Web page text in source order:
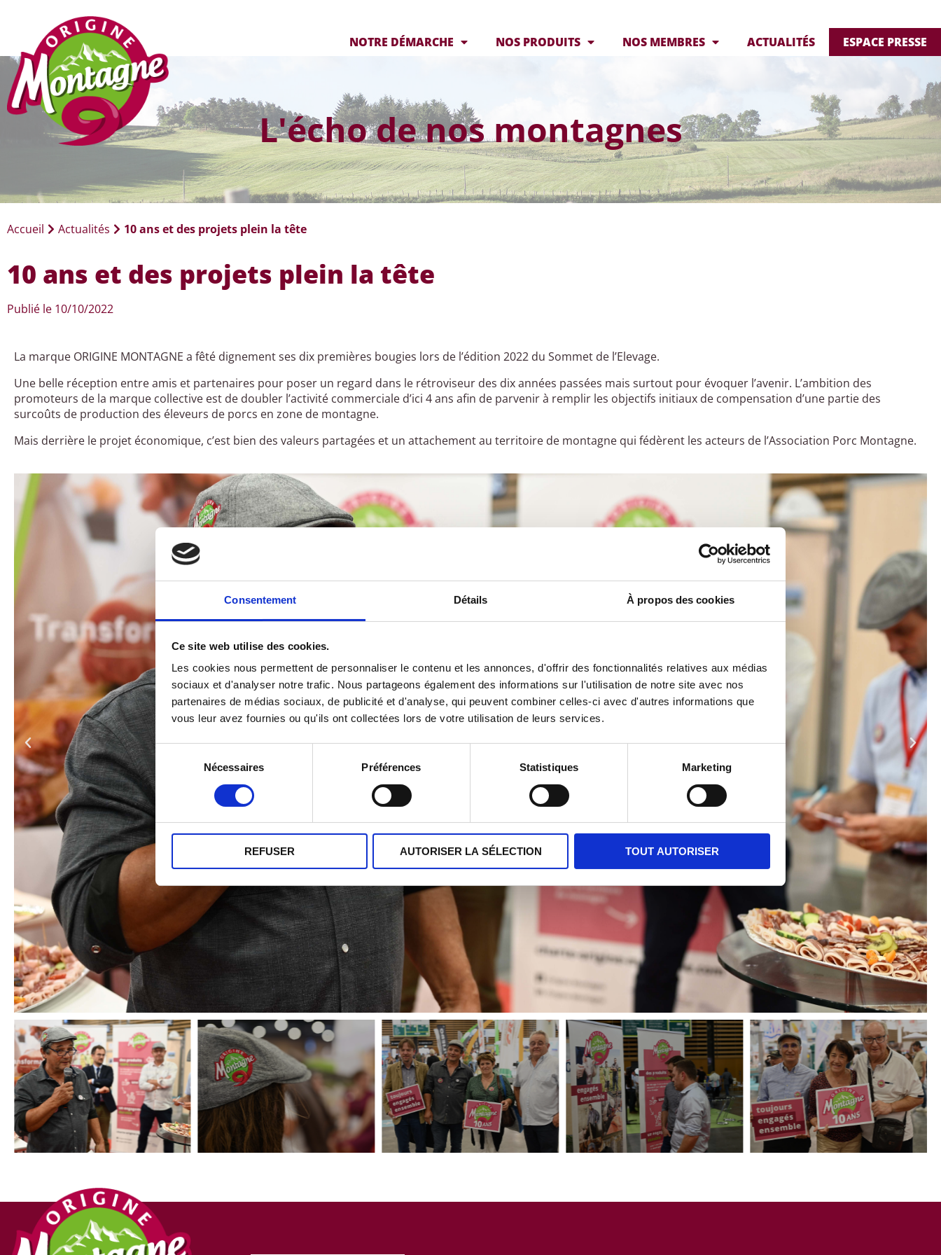
Consentement Détails À propos des cookies
Ce site web utilise des cookies.
Les cookies nous permettent de personnaliser le contenu et les annonces, d'offrir des fonctionnalités relatives aux médias
sociaux et d'analyser notre trafic. Nous partageons également des informations sur l'utilisation de notre site avec nos
partenaires de médias sociaux, de publicité et d'analyse, qui peuvent combiner celles-ci avec d'autres informations que
vous leur avez fournies ou qu'ils ont collectées lors de votre utilisation de leurs services.
Sélection
consentement
Nécessaires Préférences Statistiques Marketing
REFUSER AUTORISER LA SÉLECTION TOUT AUTORISER
NOTRE DÉMARCHE NOS PRODUITS NOS MEMBRES ACTUALITÉS ESPACE PRESSE
L'écho de nos montagnes
Accueil Actualités 10 ans et des projets plein la tête
10 ans et des projets plein la tête
Publié le 10/10/2022
La marque ORIGINE MONTAGNE a fêté dignement ses dix premières bougies lors de l’édition 2022 du Sommet de l’Elevage.
Une belle réception entre amis et partenaires pour poser un regard dans le rétroviseur des dix années passées mais surtout pour évoquer l’avenir. L’ambition des
promoteurs de la marque collective est de doubler l’activité commerciale d’ici 4 ans afin de parvenir à remplir les objectifs initiaux de compensation d’une partie des
surcoûts de production des éleveurs de porcs en zone de montagne.
Mais derrière le projet économique, c’est bien des valeurs partagées et un attachement au territoire de montagne qui fédèrent les acteurs de l’Association Porc Montagne.